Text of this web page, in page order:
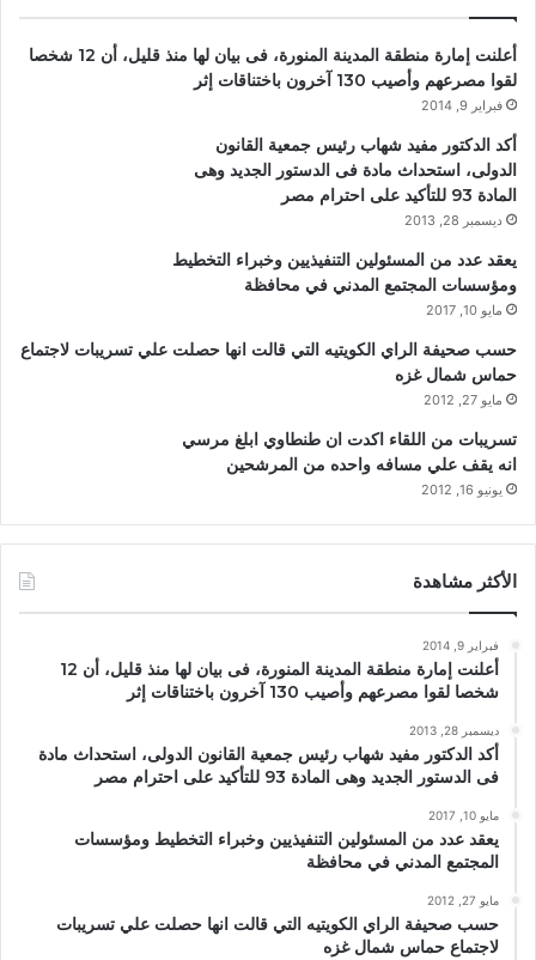
أعلنت إمارة منطقة المدينة المنورة، فى بيان لها منذ قليل، أن 12 شخصا
لقوا مصرعهم وأصيب 130 آخرون باختناقات إثر
فبراير 9, 2014
أكد الدكتور مفيد شهاب رئيس جمعية القانون
الدولى، استحداث مادة فى الدستور الجديد وهى
المادة 93 للتأكيد على احترام مصر
ديسمبر 28, 2013
يعقد عدد من المسئولين التنفيذيين وخبراء التخطيط
ومؤسسات المجتمع المدني في محافظة
مايو 10, 2017
حسب صحيفة الراي الكويتيه التي قالت انها حصلت علي تسريبات لاجتماع
حماس شمال غزه
مايو 27, 2012
تسريبات من اللقاء اكدت ان طنطاوي ابلغ مرسي
انه يقف علي مسافه واحده من المرشحين
يونيو 16, 2012
الأكثر مشاهدة
فبراير 9, 2014
أعلنت إمارة منطقة المدينة المنورة، فى بيان لها منذ قليل، أن 12
شخصا لقوا مصرعهم وأصيب 130 آخرون باختناقات إثر
ديسمبر 28, 2013
أكد الدكتور مفيد شهاب رئيس جمعية القانون الدولى، استحداث مادة
فى الدستور الجديد وهى المادة 93 للتأكيد على احترام مصر
مايو 10, 2017
يعقد عدد من المسئولين التنفيذيين وخبراء التخطيط ومؤسسات
المجتمع المدني في محافظة
مايو 27, 2012
حسب صحيفة الراي الكويتيه التي قالت انها حصلت علي تسريبات
لاجتماع حماس شمال غزه